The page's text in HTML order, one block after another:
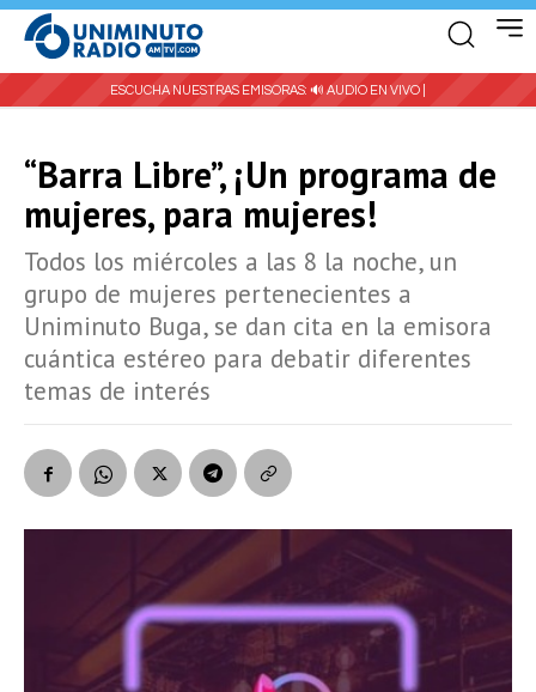
ESCUCHA NUESTRAS EMISORAS: 🔊 AUDIO EN VIVO |
“Barra Libre”, ¡Un programa de
mujeres, para mujeres!
Todos los miércoles a las 8 la noche, un
grupo de mujeres pertenecientes a
Uniminuto Buga, se dan cita en la emisora
cuántica estéreo para debatir diferentes
temas de interés